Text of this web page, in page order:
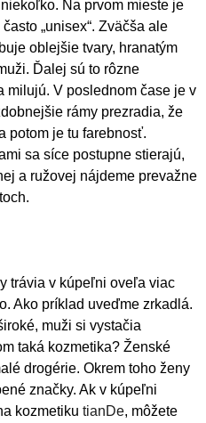
Na prvom mieste je
„unisex“. Zväčša ale
oblejšie tvary, hranatým
Ďalej sú to rôzne
milujú. V poslednom čase je v
rámy prezradia, že
potom je tu farebnosť.
sa síce postupne stierajú,
a ružovej nájdeme prevažne
trávia v kúpeľni oveľa viac
Ako príklad uveďme zrkadlá.
muži si vystačia
taká kozmetika? Ženské
drogérie. Okrem toho ženy
značky. Ak v kúpeľni
kozmetiku tianDe, môžete